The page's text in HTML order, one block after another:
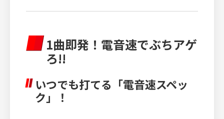
1曲即発！電音速でぶちアゲ
ろ!!
いつでも打てる「電音速スペッ
ク」！